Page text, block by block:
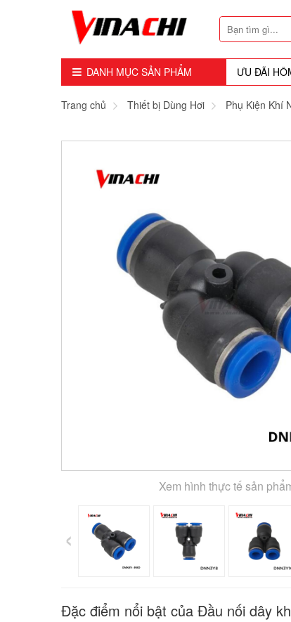
DANH MỤC SẢN PHẨM ƯU ĐÃI
Dụng Cụ - Công Cụ
Máy Cầm Tay
Máy Chế Biến Gỗ
Thiết bị Dùng Hơi
Vật Tư Tiêu Hao
Khóa - Phụ Kiện Cửa
Trang chủ Thiết bị Dùng Hơi Phụ Kiện Khí
Xem hình thực tế sản
‹
Đặc điểm nổi bật của Đầu nối dây